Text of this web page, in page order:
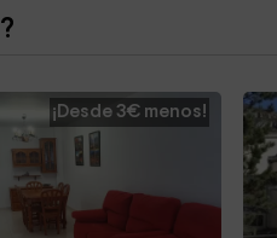
¡Desde 3€ menos!